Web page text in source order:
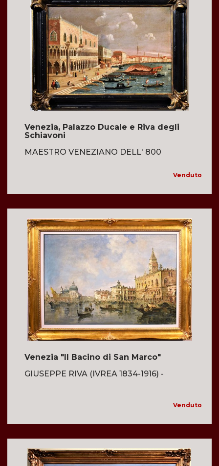
Venezia, Palazzo Ducale e Riva degli
Schiavoni
MAESTRO VENEZIANO DELL' 800
Venduto
Venezia "Il Bacino di San Marco"
GIUSEPPE RIVA (IVREA 1834-1916) -
Venduto